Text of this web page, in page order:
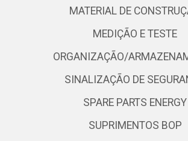
MATERIAL DE
MEDIÇÃO E TESTE
ORGANIZAÇÃO/
SINALIZAÇÃO DE
SPARE PARTS ENERGY
SUPRIMENTOS BOP